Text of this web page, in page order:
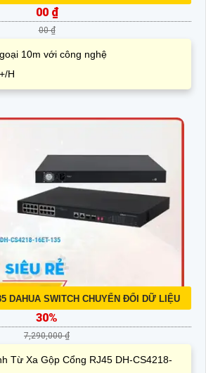
00 ₫
00 ₫
10m với công nghệ
H
DAHUA SWITCH CHUYỂN ĐỔI DỮ LIỆU
30%
7,290,000 ₫
Từ Xa Gộp Cổng RJ45 DH-CS4218-